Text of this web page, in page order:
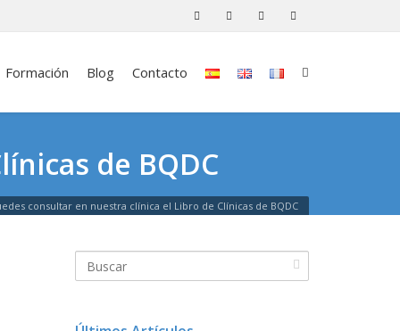
Formación Blog Contacto
de BQDC
consultar en nuestra clínica el Libro de Clínicas de BQDC